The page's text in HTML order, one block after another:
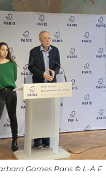
Gomes Paris © L-A